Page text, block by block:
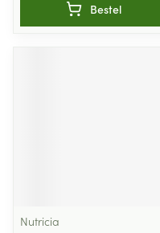
Bestel
Nutricia